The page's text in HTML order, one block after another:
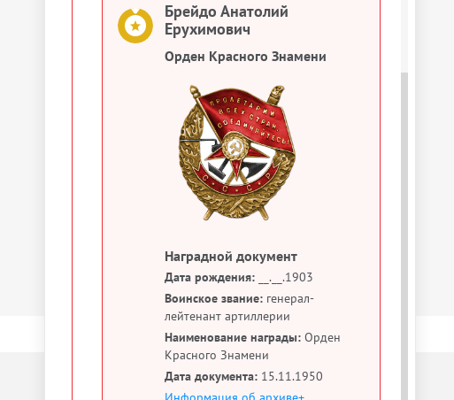
Брейдо Анатолий
Ерухимович
Орден Красного Знамени
Наградной документ
Дата рождения: __.__.1903
Воинское звание: генерал-
лейтенант артиллерии
Наименование награды: Орден
Красного Знамени
Дата документа: 15.11.1950